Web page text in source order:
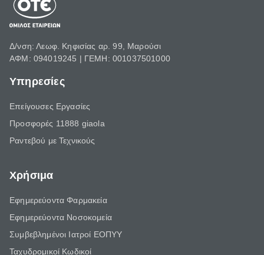
Δ/νση: Λεωφ. Κηφισίας αρ. 99, Μαρούσι
ΑΦΜ: 094019245 | ΓΕΜΗ: 001037501000
Υπηρεσίες
Επείγουσες Εργασίες
Προσφορές 11888 giaola
Ραντεβού με Τεχνικούς
Χρήσιμα
Εφημερεύοντα Φαρμακεία
Εφημερεύοντα Νοσοκομεία
Συμβεβλημένοι Ιατροί ΕΟΠΥΥ
Ταχυδρομικοί Κωδικοί